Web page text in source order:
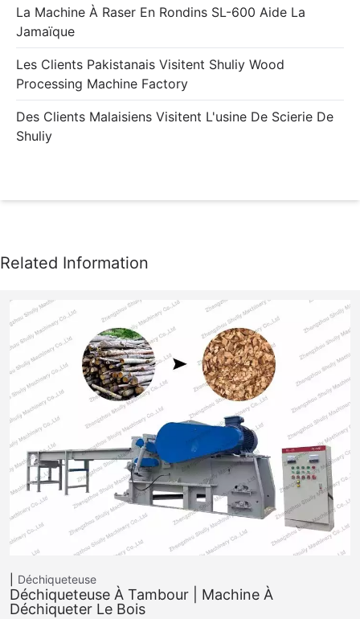
La Machine À Raser En Rondins SL-600 Aide La
Jamaïque
Les Clients Pakistanais Visitent Shuliy Wood
Processing Machine Factory
Des Clients Malaisiens Visitent L'usine De Scierie De
Shuliy
Déchiqueteuse
Déchiqueteuse À Tambour | Machine À
Déchiqueter Le Bois